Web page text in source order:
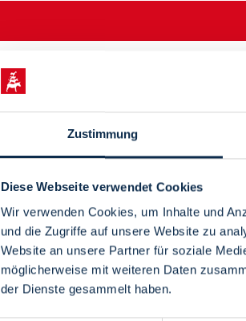
Zustimmung
Diese Webseite verwendet Cookies
Wir verwenden Cookies, um Inhalte und
und die Zugriffe auf unsere Website zu
Website an unsere Partner für soziale
möglicherweise mit weiteren Daten
der Dienste gesammelt haben.